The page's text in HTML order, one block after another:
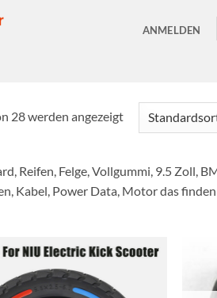
ANMELDEN
28 werden angezeigt
Reifen, Felge, Vollgummi, 9.5 Zoll,
Kabel, Power Data, Motor das
Wunschliste